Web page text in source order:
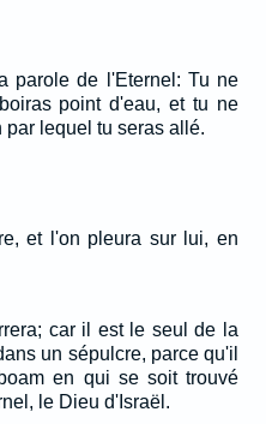
parole de l'Eternel: Tu ne
point d'eau, et tu ne
par lequel tu seras allé.
et l'on pleura sur lui, en
car il est le seul de la
un sépulcre, parce qu'il
en qui se soit trouvé
le Dieu d'Israël.